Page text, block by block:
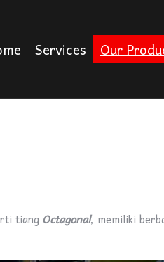
Services Our
tiang Octagonal, memiliki